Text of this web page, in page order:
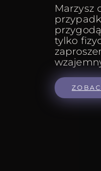
Marzysz
tylko